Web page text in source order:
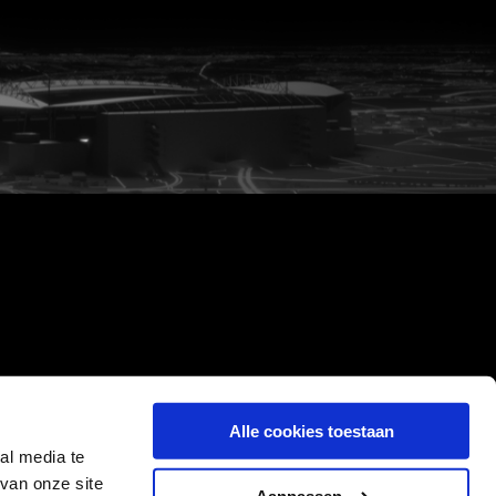
media te
onze site
Alle cookies toestaan